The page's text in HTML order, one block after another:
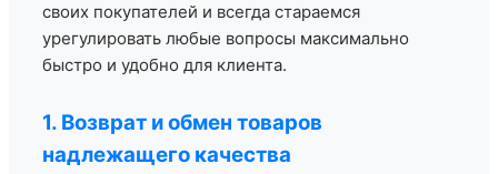
своих покупателей и всегда стараемся
урегулировать любые вопросы максимально
быстро и удобно для клиента.
1. Возврат и обмен товаров
надлежащего качества